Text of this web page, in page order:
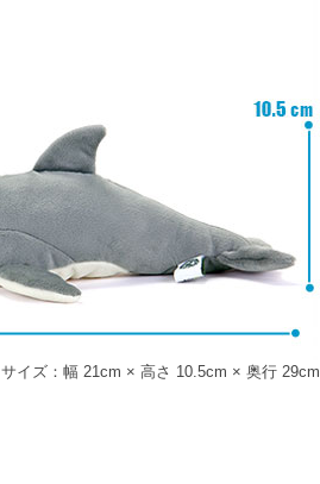
サイズ：幅 21cm × 高さ 10.5cm × 奥行 29cm